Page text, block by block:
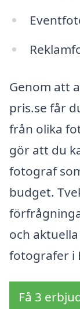
Genom att
pris.se får
från olika
gör att du
fotograf
budget.
och
fotografer i
Få 3